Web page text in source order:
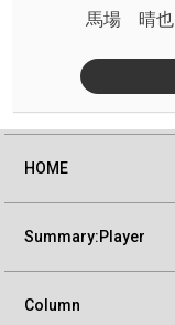
馬場 晴也
HOME
Summary:Player
Column